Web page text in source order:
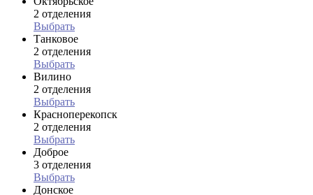
2 отделения
Выбрать
Танковое
2 отделения
Выбрать
Вилино
2 отделения
Выбрать
Красноперекопск
2 отделения
Выбрать
Доброе
3 отделения
Выбрать
Донское